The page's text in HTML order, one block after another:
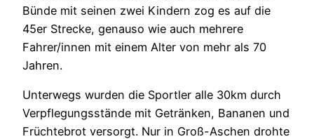
Bünde mit seinen zwei Kindern zog es auf die
45er Strecke, genauso wie auch mehrere
Fahrer/innen mit einem Alter von mehr als 70
Jahren.
Unterwegs wurden die Sportler alle 30km durch
Verpflegungsstände mit Getränken, Bananen und
Früchtebrot versorgt. Nur in Groß-Aschen drohte